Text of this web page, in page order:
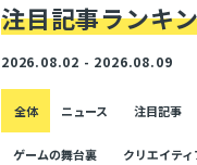
注目記事ランキ
2026.08.02 - 2026.08.09
全体 ニュース 注目記事
ゲームの舞台裏 クリエイティ